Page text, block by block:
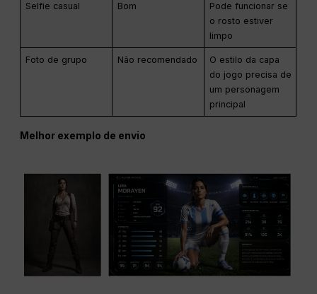
Selfie casual Bom
Pode funcionar se
o rosto estiver
limpo
Foto de grupo Não recomendado
O estilo da capa
do jogo precisa de
um personagem
principal
Melhor exemplo de envio